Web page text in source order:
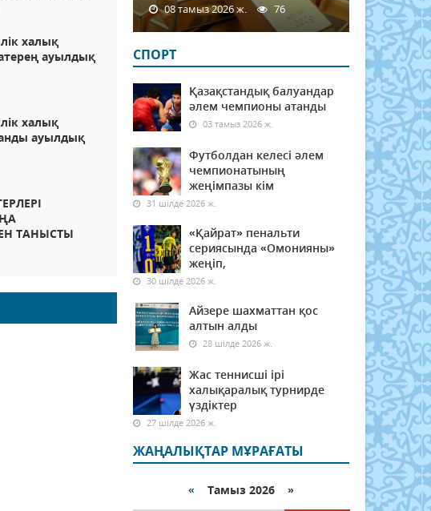
халық
ауылдық
халық
ауылдық
ТАНЫСТЫ
08 тамыз 2026 ж. 76
СПОРТ
Қазақстандық балуандар
әлем чемпионы атанды
03 тамыз 2026 ж.
Футболдан келесі әлем
чемпионатының
жеңімпазы кім
31 шілде 2026 ж.
«Қайрат» пенальти
сериясында «Омонияны»
жеңіп,
30 шілде 2026 ж.
Айзере шахматтан қос
алтын алды
28 шілде 2026 ж.
Жас теннисші ірі
халықаралық турнирде
үздіктер
27 шілде 2026 ж.
ЖАҢАЛЫҚТАР МҰРАҒАТЫ
« Тамыз 2026 »